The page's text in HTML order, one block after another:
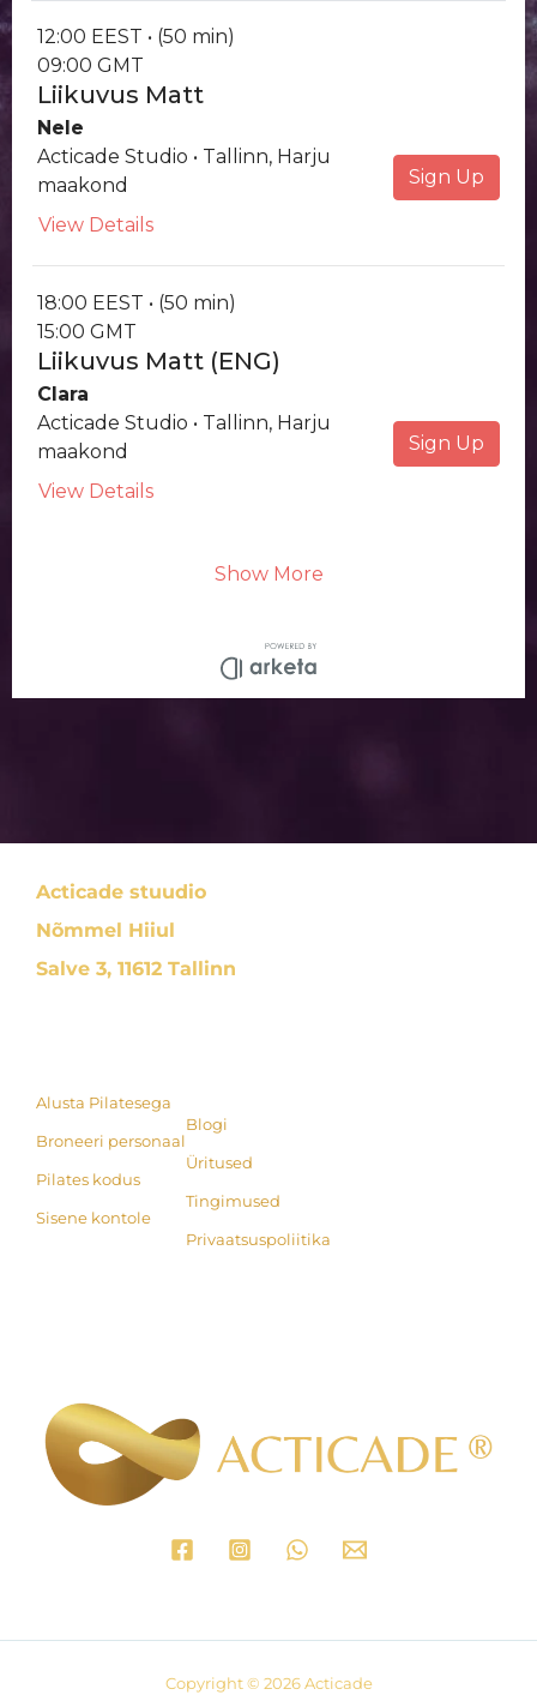
Acticade stuudio
Nõmmel Hiiul
Salve 3, 11612 Tallinn
Alusta Pilatesega
Broneeri personaal
Pilates kodus
Sisene kontole
Blogi
Üritused
Tingimused
Privaatsuspoliitika
Copyright © 2026 Acticade